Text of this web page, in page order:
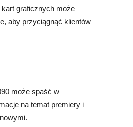
graficznych może
aby przyciągnąć klientów
może spaść w
na temat premiery i